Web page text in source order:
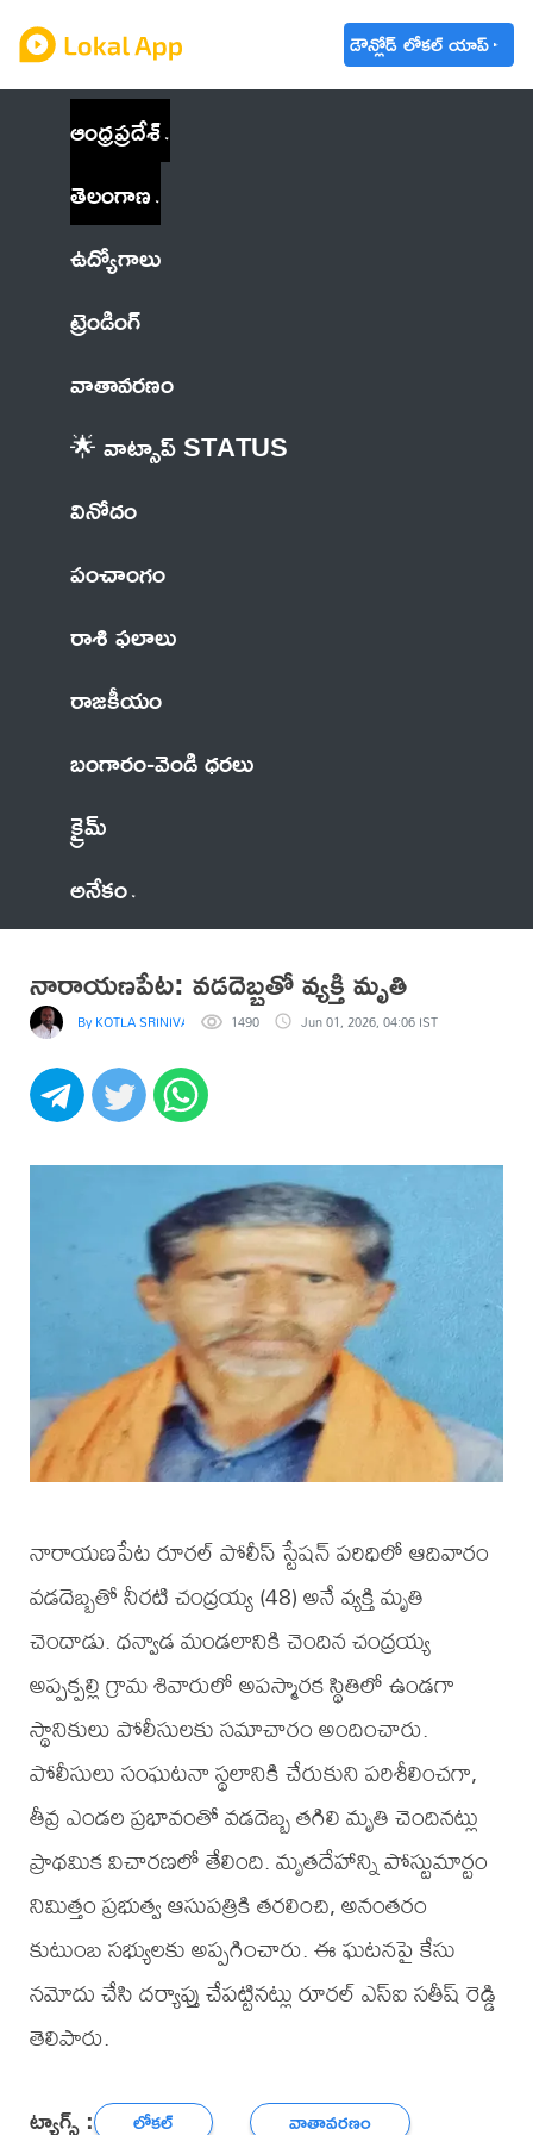
డౌన్లోడ్ లోకల్ యాప్
ఆంధ్రప్రదేశ్
తెలంగాణ
ఉద్యోగాలు
ట్రెండింగ్
వాతావరణం
🌟 వాట్సాప్ STATUS
వినోదం
పంచాంగం
రాశి ఫలాలు
రాజకీయం
బంగారం-వెండి ధరలు
క్రైమ్
అనేకం
నారాయణపేట: వడదెబ్బతో వ్యక్తి మృతి
By KOTLA SRINIVASA REDDY
1490 Jun 01, 2026, 04:06 IST
నారాయణపేట రూరల్ పోలీస్ స్టేషన్ పరిధిలో ఆదివారం
వడదెబ్బతో నీరటి చంద్రయ్య (48) అనే వ్యక్తి మృతి
చెందాడు. ధన్వాడ మండలానికి చెందిన చంద్రయ్య
అప్పక్పల్లి గ్రామ శివారులో అపస్మారక స్థితిలో ఉండగా
స్థానికులు పోలీసులకు సమాచారం అందించారు.
పోలీసులు సంఘటనా స్థలానికి చేరుకుని పరిశీలించగా,
తీవ్ర ఎండల ప్రభావంతో వడదెబ్బ తగిలి మృతి చెందినట్లు
ప్రాథమిక విచారణలో తేలింది. మృతదేహాన్ని పోస్టుమార్టం
నిమిత్తం ప్రభుత్వ ఆసుపత్రికి తరలించి, అనంతరం
కుటుంబ సభ్యులకు అప్పగించారు. ఈ ఘటనపై కేసు
నమోదు చేసి దర్యాప్తు చేపట్టినట్లు రూరల్ ఎస్ఐ సతీష్ రెడ్డి
తెలిపారు.
ట్యాగ్స్ : లోకల్ వాతావరణం